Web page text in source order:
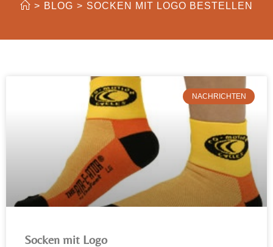
> BLOG > SOCKEN MIT LOGO BESTELLEN
NACHRICHTEN
Socken mit Logo